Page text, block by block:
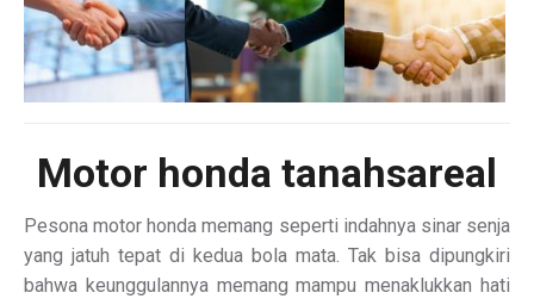
Motor honda tanahsareal
Pesona motor honda memang seperti indahnya sinar senja
yang jatuh tepat di kedua bola mata. Tak bisa dipungkiri
bahwa keunggulannya memang mampu menaklukkan hati